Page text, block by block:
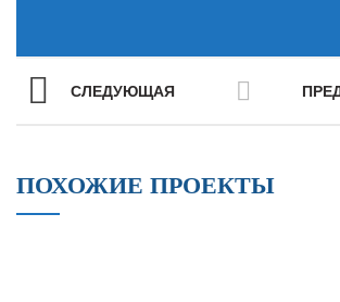
СЛЕДУЮЩАЯ
ПОХОЖИЕ ПРОЕКТЫ